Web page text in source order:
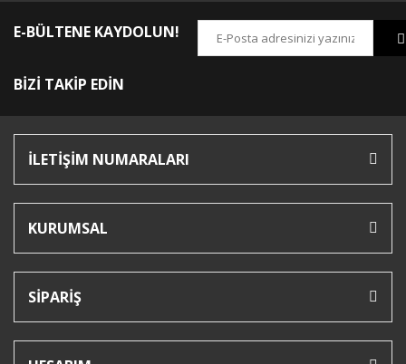
E-BÜLTENE KAYDOLUN!
BİZİ TAKİP EDİN
İLETİŞİM NUMARALARI
KURUMSAL
SİPARİŞ